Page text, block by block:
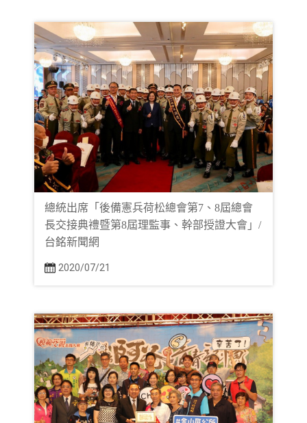
總統出席「後備憲兵荷松總會第7、8屆總會
長交接典禮暨第8屆理監事、幹部授證大會」/
台銘新聞網
2020/07/21